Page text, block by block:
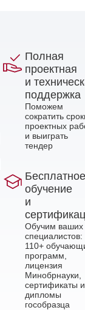
Полная
проектная
и
поддержка
Поможем
сократить
проектных
и выиграть
тендер
Бесплатное
обучение
и
Обучим ваших
специалистов:
110+
программ,
лицензия
Минобрнауки,
сертификаты и
дипломы
гособразца